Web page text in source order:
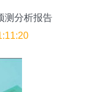
测分析报告